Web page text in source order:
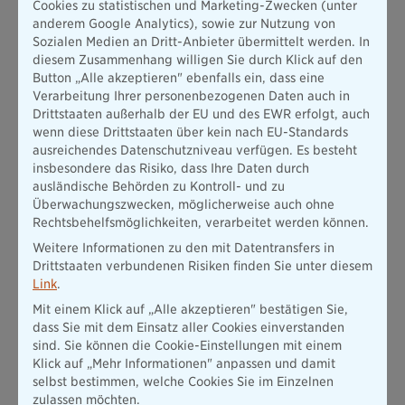
Lebensversicherers zusätzlich die voraussichtliche
Beitragsstabilität bewertet.
„Diese Bewertung freut uns ganz besonders, da sie beiden
Gesellschaften, Konzernmutter und Tochter, ein
hervorragendes Ergebnis beschert. Für uns ist es auch einmal
mehr der Beleg, dass Finanzstärke nicht, wie häufig vermutet,
von der Größe des Unternehmens abhängt, sondern vom
Verhältnis der Erträge zu den Verpflichtungen“, sagt Martin
Gräfer, Mitglied der Vorstände der Versicherungsgruppe die
Bayerische.
Dr. Holger Bartel, Geschäftsführer der RealRate GmbH, erklärt
aus seiner Sicht das Erfolgsgeheimnis der Bayerischen: „Die
Ranking der finanzstärksten deutschen Lebensversicherer
2022 vertreten. Die große Stärke der BL die Bayerische
Lebensversicherung AG (Platz 4) ist die im Vergleich zum
Marktdurchschnitt außergewöhnlich hohe
versicherungstechnische Profitabilität. Dies erhöht nicht nur
die Finanzstärke der Bayerischen, sondern ermöglicht auch
eine sehr hohe Überschussbeteiligung für die Kunden. Die
Bayerische Beamten Lebensversicherung a. G. (Platz 3)
profitiert von ihrer hervorragenden Kapitalausstattung durch
Cookies zu statistischen und Marketing-Zwecken (unter
anderem Google Analytics), sowie zur Nutzung von
Sozialen Medien an Dritt-Anbieter übermittelt werden. In
diesem Zusammenhang willigen Sie durch Klick auf den
Button „Alle akzeptieren" ebenfalls ein, dass eine
Verarbeitung Ihrer personenbezogenen Daten auch in
Drittstaaten außerhalb der EU und des EWR erfolgt, auch
wenn diese Drittstaaten über kein nach EU-Standards
ausreichendes Datenschutzniveau verfügen. Es besteht
insbesondere das Risiko, dass Ihre Daten durch
ausländische Behörden zu Kontroll- und zu
Überwachungszwecken, möglicherweise auch ohne
Rechtsbehelfsmöglichkeiten, verarbeitet werden können.
Weitere Informationen zu den mit Datentransfers in
Drittstaaten verbundenen Risiken finden Sie unter diesem
Link.
Mit einem Klick auf „Alle akzeptieren" bestätigen Sie,
dass Sie mit dem Einsatz aller Cookies einverstanden
sind. Sie können die Cookie-Einstellungen mit einem
Klick auf „Mehr Informationen" anpassen und damit
selbst bestimmen, welche Cookies Sie im Einzelnen
zulassen möchten.